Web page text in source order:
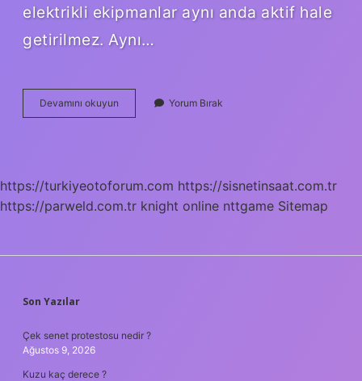
elektrikli ekipmanlar aynı anda aktif hale
getirilmez. Aynı…
Devamını okuyun
Güç
Yorum Bırak
https://turkiyeotoforum.com https://sisnetinsaat.com.tr
https://parweld.com.tr knight online nttgame Sitemap
SIDEBAR
Son Yazılar
Çek senet protestosu nedir ?
Ağustos 9, 2026
Kuzu kaç derece ?